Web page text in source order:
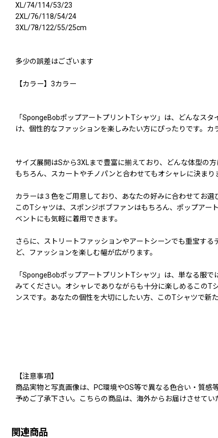
XL/74/114/53/23
2XL/76/118/54/24
3XL/78/122/55/25cm
多少の誤差はございます
【カラー】3カラー
「SpongeBobポップアートプリントTシャツ」は、どんなス
け、個性的なファッションを楽しみたい方にぴったりです。
サイズ展開はSから3XLまで豊富に揃えており、どんな体型の
もちろん、スカートやチノパンと合わせてもオシャレに決まり
カラーは３色をご用意しており、あなたの好みに合わせてお選
このTシャツは、スポンジボブファンはもちろん、ポップアー
ベントにも気軽に着用できます。
さらに、ストリートファッションやアートシーンでも重宝す
ど、ファッションを楽しむ幅が広がります。
「SpongeBobポップアートプリントTシャツ」は、単なる服
みてください。オシャレでありながらも十分に楽しめるこのT
ンスです。あなたの個性を大切にしたい方、このTシャツで新
【注意事項】
商品実物と写真画像は、PC環境やOS等で異なる色合い・質感
予めご了承下さい。こちらの商品は、海外からお届けさせて
関連商品